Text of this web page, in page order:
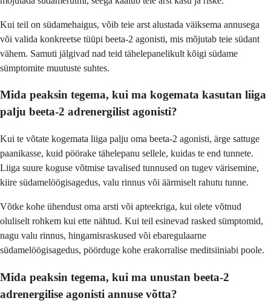
Kui teil on südamehaigus, võib teie arst alustada väiksema annusega
või valida konkreetse tüüpi beeta-2 agonisti, mis mõjutab teie südant
vähem. Samuti jälgivad nad teid tähelepanelikult kõigi südame
sümptomite muutuste suhtes.
Mida peaksin tegema, kui ma kogemata kasutan liiga
palju beeta-2 adrenergilist agonisti?
Kui te võtate kogemata liiga palju oma beeta-2 agonisti, ärge sattuge
paanikasse, kuid pöörake tähelepanu sellele, kuidas te end tunnete.
Liiga suure koguse võtmise tavalised tunnused on tugev värisemine,
kiire südamelöögisagedus, valu rinnus või äärmiselt rahutu tunne.
Võtke kohe ühendust oma arsti või apteekriga, kui olete võtnud
oluliselt rohkem kui ette nähtud. Kui teil esinevad rasked sümptomid,
nagu valu rinnus, hingamisraskused või ebaregulaarne
südamelöögisagedus, pöörduge kohe erakorralise meditsiiniabi poole.
Mida peaksin tegema, kui ma unustan beeta-2
adrenergilise agonisti annuse võtta?